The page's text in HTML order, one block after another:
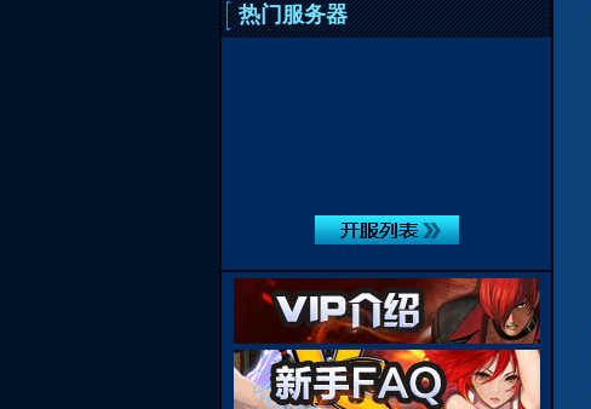
热门服务器